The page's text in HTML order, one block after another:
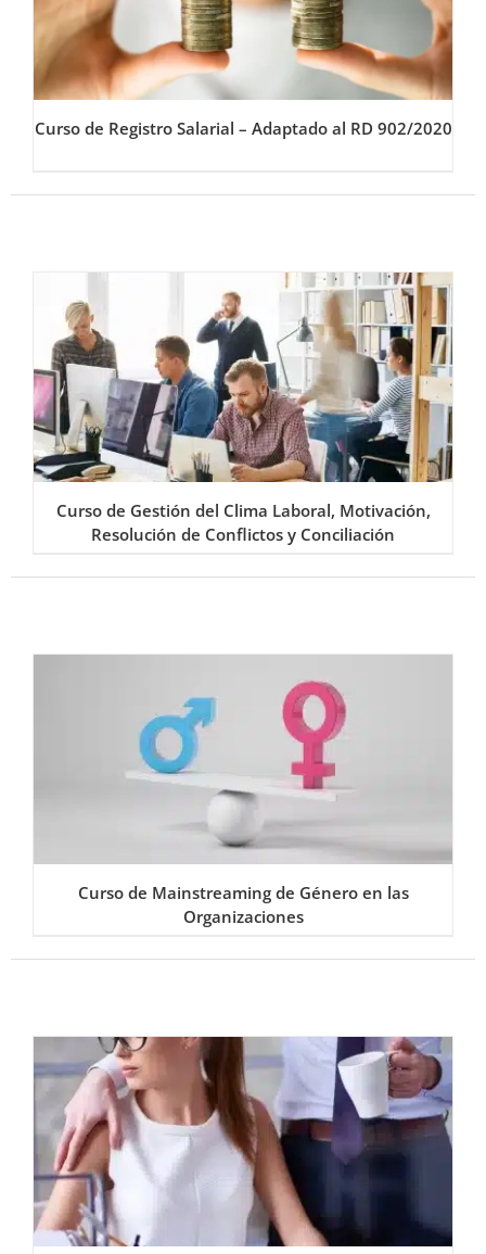
Curso de Registro Salarial – Adaptado al RD 902/2020
Curso de Gestión del Clima Laboral, Motivación,
Resolución de Conflictos y Conciliación
Curso de Mainstreaming de Género en las
Organizaciones